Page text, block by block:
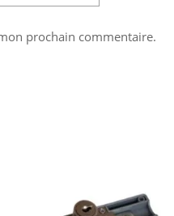
prochain commentaire.